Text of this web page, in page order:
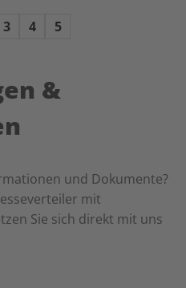
3 4 5
&
und Dokumente?
mit
Sie sich direkt mit uns